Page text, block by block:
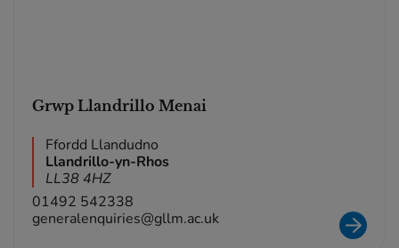
Grwp Llandrillo Menai
Ffordd Llandudno
Llandrillo-yn-Rhos
LL38 4HZ
01492 542338
generalenquiries@gllm.ac.uk